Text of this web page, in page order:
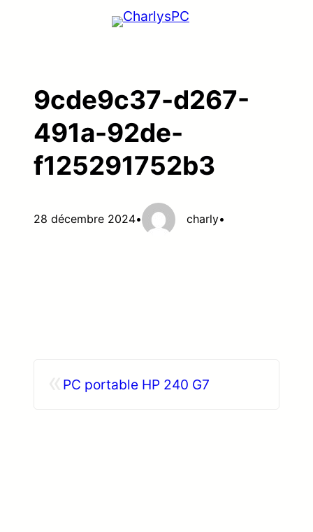
9cde9c37-d267-
491a-92de-
f125291752b3
28 décembre 2024• charly•
PC portable HP 240 G7